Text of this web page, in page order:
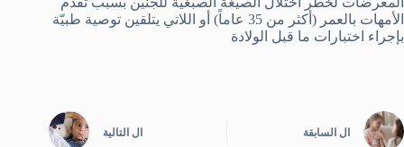
الأمهات بالعمر (أكثر من 35 عاماً) أو اللاتي يتلقين توصية طبيّة
بإجراء اختبارات ما قبل الولادة
ال السابقة ال التالية